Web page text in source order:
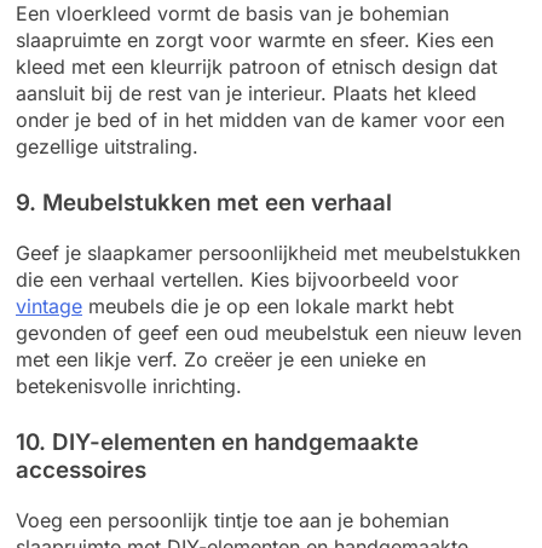
Een vloerkleed vormt de basis van je bohemian
slaapruimte en zorgt voor warmte en sfeer. Kies een
kleed met een kleurrijk patroon of etnisch design dat
aansluit bij de rest van je interieur. Plaats het kleed
onder je bed of in het midden van de kamer voor een
gezellige uitstraling.
9. Meubelstukken met een verhaal
Geef je slaapkamer persoonlijkheid met meubelstukken
die een verhaal vertellen. Kies bijvoorbeeld voor
vintage meubels die je op een lokale markt hebt
gevonden of geef een oud meubelstuk een nieuw leven
met een likje verf. Zo creëer je een unieke en
betekenisvolle inrichting.
10. DIY-elementen en handgemaakte
accessoires
Voeg een persoonlijk tintje toe aan je bohemian